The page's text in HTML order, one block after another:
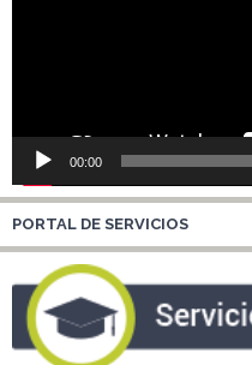
00:00
PORTAL DE SERVICIOS